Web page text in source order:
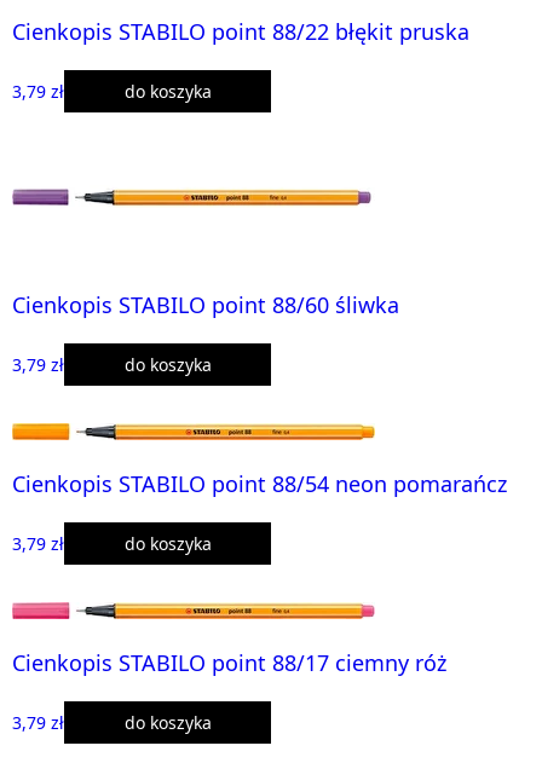
Cienkopis STABILO point 88/22 błękit pruska
3,79 zł do koszyka
Cienkopis STABILO point 88/60 śliwka
3,79 zł do koszyka
Cienkopis STABILO point 88/54 neon pomarańcz
3,79 zł do koszyka
Cienkopis STABILO point 88/17 ciemny róż
3,79 zł do koszyka